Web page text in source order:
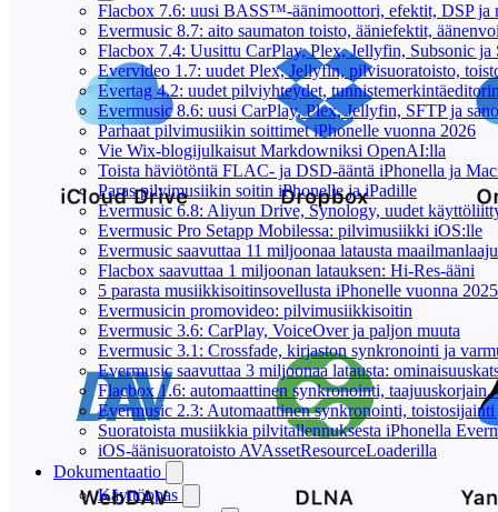
Flacbox 7.6: uusi BASS™-äänimoottori, efektit, DSP ja
Evermusic 8.7: aito saumaton toisto, ääniefektit,
Flacbox 7.4: Uusittu CarPlay, Plex, Jellyfin, Subsonic ja
Evervideo 1.7: uudet Plex, Jellyfin, pilvisuoratoisto,
Evertag 4.2: uudet pilviyhteydet,
Evermusic 8.6: uusi CarPlay, Plex, Jellyfin, SFTP ja
Parhaat pilvimusiikin soittimet iPhonelle vuonna 2026
Vie Wix-blogijulkaisut Markdowniksi OpenAI:lla
Toista häviötöntä FLAC- ja DSD-ääntä iPhonella ja
Paras pilvimusiikin soitin iPhonelle ja iPadille
Evermusic 6.8: Aliyun Drive, Synology, uudet
Evermusic Pro Setapp Mobilessa: pilvimusiikki iOS:lle
Evermusic saavuttaa 11 miljoonaa latausta
Flacbox saavuttaa 1 miljoonan latauksen: Hi-Res-ääni
5 parasta musiikkisoitinsovellusta iPhonelle vuonna 2025
Evermusicin promovideo: pilvimusiikkisoitin
Evermusic 3.6: CarPlay, VoiceOver ja paljon muuta
Evermusic 3.1: Crossfade, kirjaston synkronointi ja
Evermusic saavuttaa 3 miljoonaa latausta:
Flacbox 1.6: automaattinen synkronointi,
Evermusic 2.3: Automaattinen synkronointi, toistosijainti
Suoratoista musiikkia pilvitallennuksesta iPhonella
iOS-äänisuoratoisto AVAssetResourceLoaderilla
Dokumentaatio
Käyttöopas